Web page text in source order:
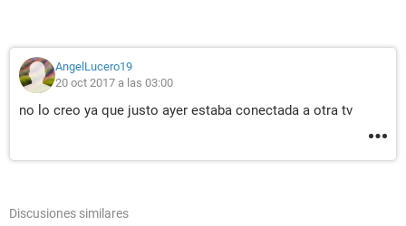
AngelLucero19
20 oct 2017 a las 03:00
no lo creo ya que justo ayer estaba conectada a otra tv
Discusiones similares